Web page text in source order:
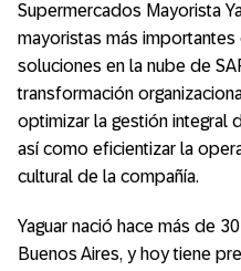
Supermercados Mayorista
mayoristas más
soluciones en la nube de
transformación
optimizar la gestión integral
así como eficientizar la
cultural de la compañía.
Yaguar nació hace más de
Buenos Aires, y hoy tiene